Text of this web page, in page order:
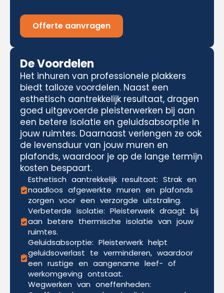
Offerte aanvragen
De Voordelen
Het inhuren van professionele plakkers
biedt talloze voordelen. Naast een
esthetisch aantrekkelijk resultaat, dragen
goed uitgevoerde pleisterwerken bij aan
een betere isolatie en geluidsabsorptie in
jouw ruimtes. Daarnaast verlengen ze ook
de levensduur van jouw muren en
plafonds, waardoor je op de lange termijn
kosten bespaart.
Esthetisch aantrekkelijk resultaat: Strak en
naadloos afgewerkte muren en plafonds
zorgen voor een verzorgde uitstraling.
Verbeterde isolatie: Pleisterwerk draagt bij
aan betere thermische isolatie van jouw
ruimtes.
Geluidsabsorptie: Pleisterwerk helpt
geluidsoverlast te verminderen, waardoor
een rustige en aangename leef- of
werkomgeving ontstaat.
Wegwerken van oneffenheden: